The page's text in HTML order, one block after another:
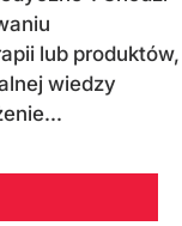
lub produktów,
wiedzy